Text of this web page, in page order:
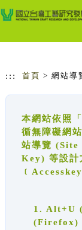
跳到主要內容
網站導覽
::: 首頁 > 網站導
本網站依照
循無障礙網
站導覽
Key) 等設計
1. Alt+U
(Firefox)